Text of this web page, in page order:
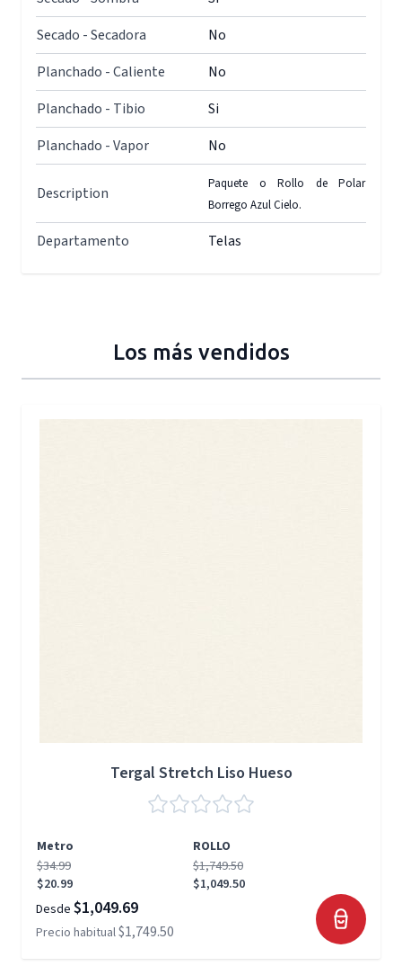
Secado - Secadora
No
Planchado - Caliente
No
Planchado - Tibio
Si
Planchado - Vapor
No
Description
Paquete o Rollo de Polar
Borrego Azul Cielo.
Departamento Telas
Los más vendidos
Tergal Stretch Liso Hueso
Metro
ROLLO
$34.99
$20.99
$1,749.50
$1,049.50
Desde $1,049.69
Precio habitual$1,749.50